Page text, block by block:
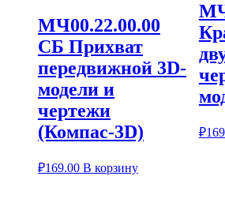
МЧ00.22.00.00
СБ Прихват
передвижной 3D-
модели и
чертежи
(Компас-3D)
₽169.00 В корзину
₽